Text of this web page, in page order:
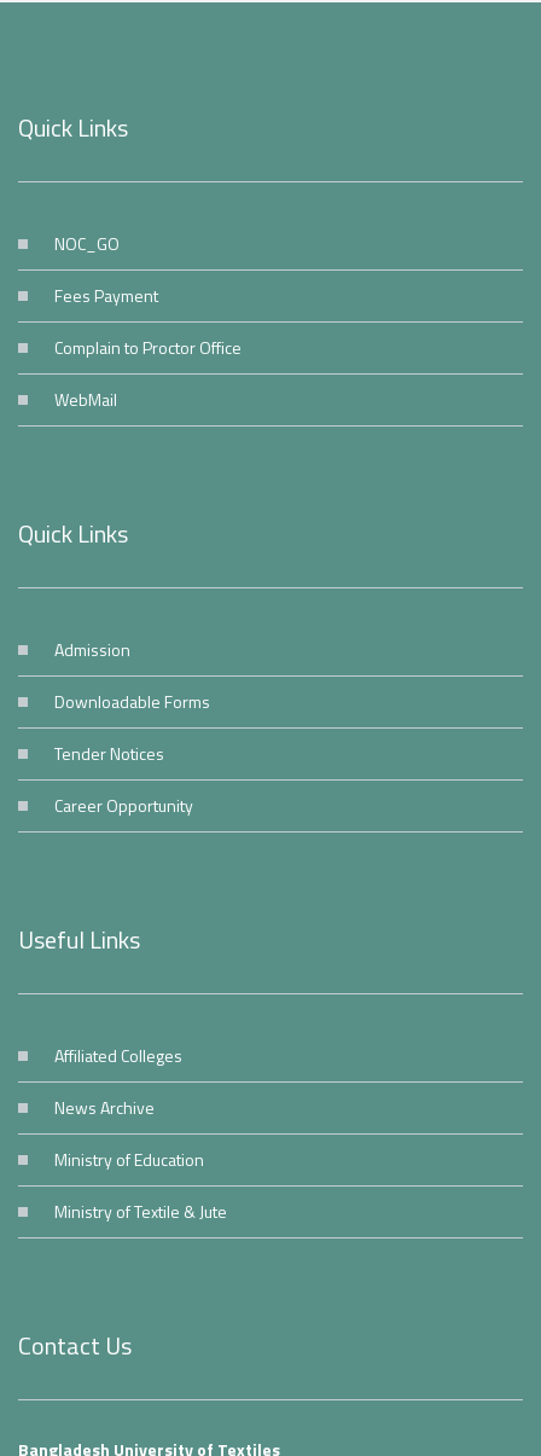
Quick Links
NOC_GO
Fees Payment
Complain to Proctor Office
WebMail
Quick Links
Admission
Downloadable Forms
Tender Notices
Career Opportunity
Useful Links
Affiliated Colleges
News Archive
Ministry of Education
Ministry of Textile & Jute
Contact Us
Bangladesh University of Textiles